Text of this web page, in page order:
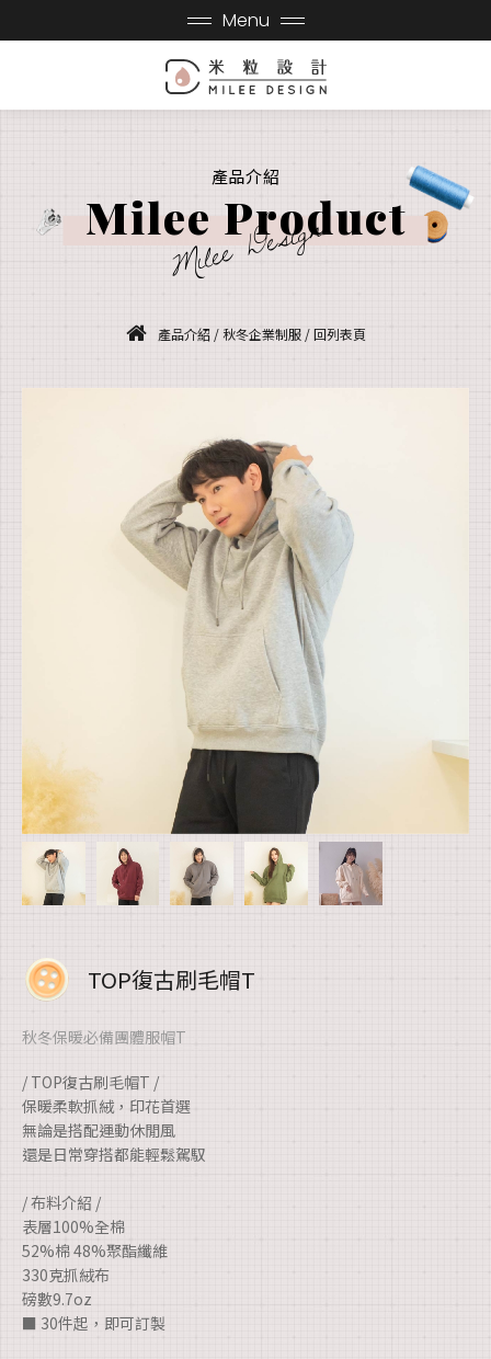
Menu
產品介紹
Milee Product
Milee Design
產品介紹 / 秋冬企業制服 / 回列表頁
TOP復古刷毛帽T
秋冬保暖必備團體服帽T
/ TOP復古刷毛帽T /
保暖柔軟抓絨，印花首選
無論是搭配運動休閒風
還是日常穿搭都能輕鬆駕馭
/ 布料介紹 /
表層100%全棉
52%棉 48%聚酯纖維
330克抓絨布
磅數9.7oz
■ 30件起，即可訂製